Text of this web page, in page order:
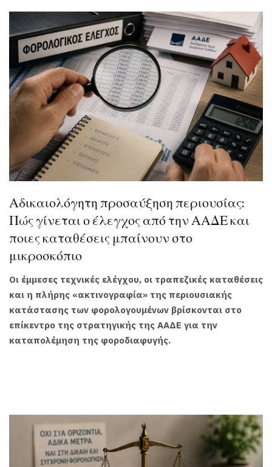
Αδικαιολόγητη προσαύξηση περιουσίας:
Πώς γίνεται ο έλεγχος από την ΑΑΔΕ και
ποιες καταθέσεις μπαίνουν στο
μικροσκόπιο
Οι έμμεσες τεχνικές ελέγχου, οι τραπεζικές καταθέσεις
και η πλήρης «ακτινογραφία» της περιουσιακής
κατάστασης των φορολογουμένων βρίσκονται στο
επίκεντρο της στρατηγικής της ΑΑΔΕ για την
καταπολέμηση της φοροδιαφυγής.